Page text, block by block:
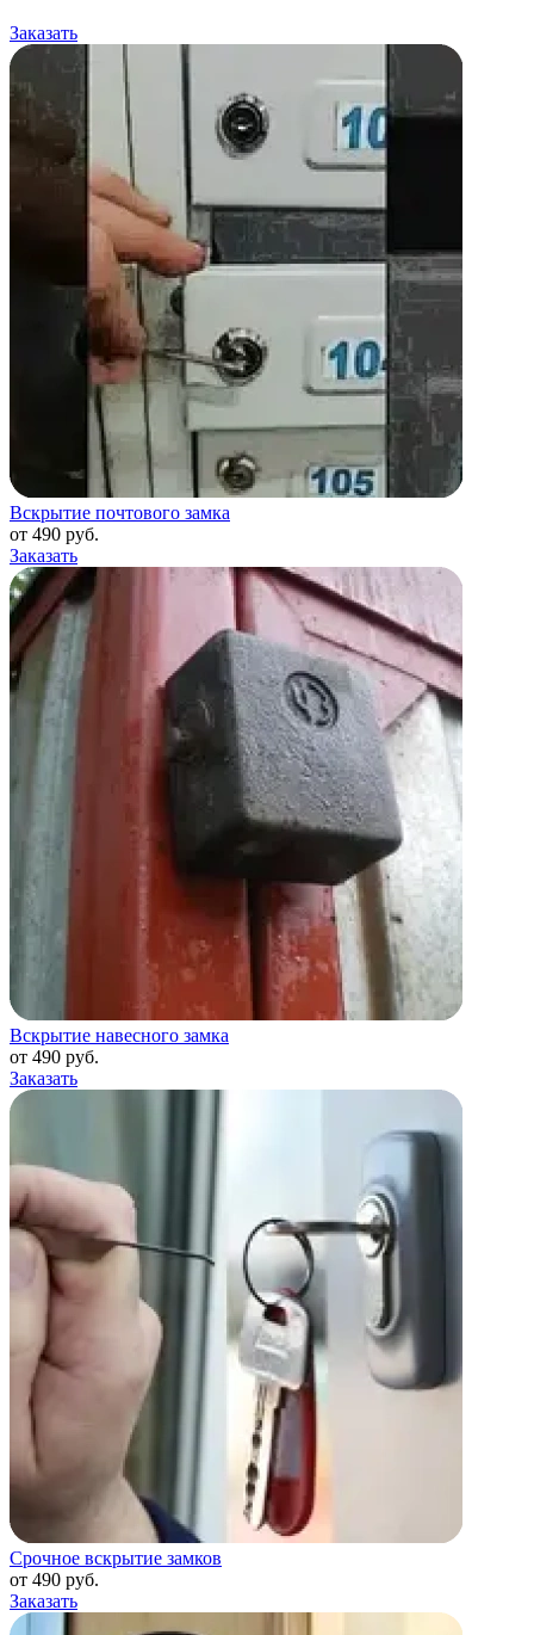
Заказать
Вскрытие почтового замка
от 490 руб.
Заказать
Вскрытие навесного замка
от 490 руб.
Заказать
Срочное вскрытие замков
от 490 руб.
Заказать